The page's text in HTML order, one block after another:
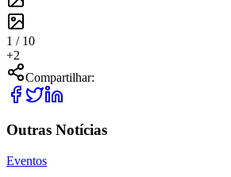
1 / 10
+2
Compartilhar:
Outras Notícias
Eventos